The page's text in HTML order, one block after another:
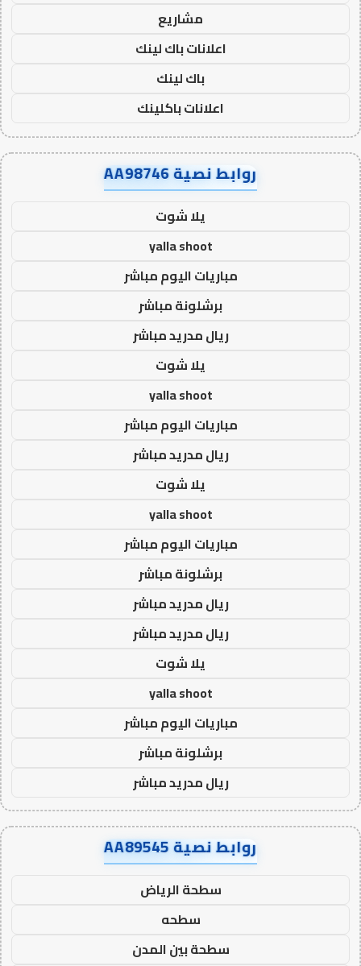
مشاريع
اعلانات باك لينك
باك لينك
اعلانات باكلينك
روابط نصية AA98746
يلا شوت
yalla shoot
مباريات اليوم مباشر
برشلونة مباشر
ريال مدريد مباشر
يلا شوت
yalla shoot
مباريات اليوم مباشر
ريال مدريد مباشر
يلا شوت
yalla shoot
مباريات اليوم مباشر
برشلونة مباشر
ريال مدريد مباشر
ريال مدريد مباشر
يلا شوت
yalla shoot
مباريات اليوم مباشر
برشلونة مباشر
ريال مدريد مباشر
روابط نصية AA89545
سطحة الرياض
سطحه
سطحة بين المدن